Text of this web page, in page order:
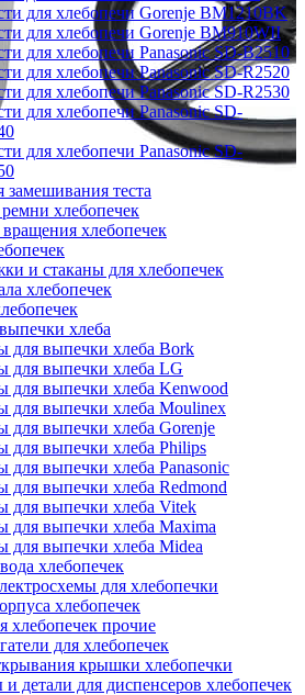
для хлебопечи Gorenje BM1210BK
для хлебопечи Gorenje BM910WII
для хлебопечи Panasonic SD-B2510
для хлебопечи Panasonic SD-R2520
для хлебопечи Panasonic SD-R2530
для хлебопечи Panasonic SD-
для хлебопечи Panasonic SD-
замешивания теста
хлебопечек
хлебопечек
и стаканы для хлебопечек
хлебопечек
хлеба
для выпечки хлеба Bork
для выпечки хлеба LG
для выпечки хлеба Kenwood
для выпечки хлеба Moulinex
для выпечки хлеба Gorenje
для выпечки хлеба Philips
выпечки хлеба Panasonic
для выпечки хлеба Redmond
для выпечки хлеба Vitek
для выпечки хлеба Maxima
для выпечки хлеба Midea
хлебопечек
для хлебопечки
хлебопечек
хлебопечек прочие
для хлебопечек
крышки хлебопечки
детали для диспенсеров хлебопечек